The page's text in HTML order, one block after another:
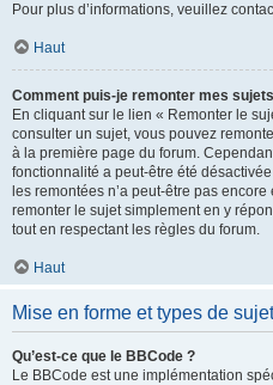
Pour plus d’informations, veuillez
Haut
Comment puis-je remonter mes
En cliquant sur le lien « Remonter le
consulter un sujet, vous pouvez
à la première page du forum.
fonctionnalité a peut-être été
les remontées n’a peut-être pas
remonter le sujet simplement en y
tout en respectant les règles du forum.
Haut
Mise en forme et types de
Qu’est-ce que le BBCode ?
Le BBCode est une implémentation